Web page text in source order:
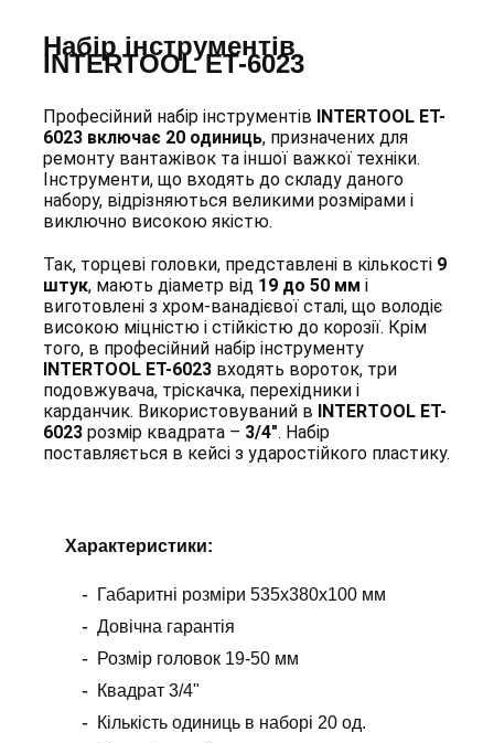
Набір інструментів
INTERTOOL ET-6023
Професійний набір інструментів
INTERTOOL ET-
6023 включає 20 одиниць, призначених для
ремонту вантажівок та іншої важкої техніки.
Інструменти, що входять до складу даного
набору, відрізняються великими розмірами і
виключно високою якістю.
Так, торцеві головки, представлені в кількості 9
штук, мають діаметр від 19 до 50 мм і
виготовлені з хром-ванадієвої сталі, що володіє
високою міцністю і стійкістю до корозії. Крім
того, в професійний набір інструменту
INTERTOOL ET-6023входять вороток, три
подовжувача, тріскачка, перехідники і
карданчик. Використовуваний в
INTERTOOL ET-
6023розмір квадрата – 3/4". Набір
поставляється в кейсі з ударостійкого пластику.
Характеристики:
Габаритні розміри 535х380х100 мм
Довічна гарантія
Розмір головок 19-50 мм
Квадрат 3/4"
Кількість одиниць в наборі 20 од.